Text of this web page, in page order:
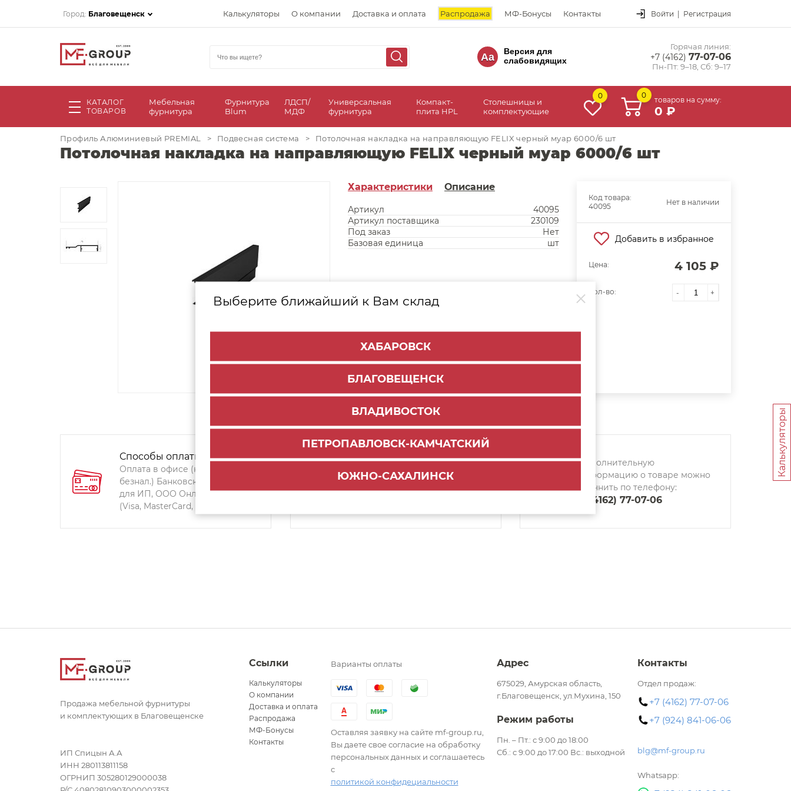
Город: Благовещенск Калькуляторы О компании Доставка и оплата Распродажа МФ-Бонусы Контакты Войти | Регистрация
Aa
Версия для
слабовидящих
Горячая линия:
+7 (4162) 77-07-06
Пн-Пт: 9–18, Сб: 9–17
КАТАЛОГ
ТОВАРОВ
Мебельная
фурнитура
Фурнитура
Blum
ЛДСП/
МДФ
Универсальная
фурнитура
Компакт-
плита HPL
Столешницы и
комплектующие
0 0
товаров на сумму:
0 ₽
Выберите ближайший к Вам склад
ХАБАРОВСК
БЛАГОВЕЩЕНСК
ВЛАДИВОСТОК
ПЕТРОПАВЛОВСК-КАМЧАТСКИЙ
ЮЖНО-САХАЛИНСК
Профиль Алюминиевый PREMIAL > Подвесная система > Потолочная накладка на направляющую FELIX черный муар 6000/6 шт
Потолочная накладка на направляющую FELIX черный муар 6000/6 шт
Характеристики Описание
Артикул
40095
Артикул поставщика
230109
Под заказ
Нет
Базовая единица
шт
Код товара:
40095
Нет в наличии
Добавить в избранное
Цена: 4 105 ₽
Кол-во: - +
Способы оплаты:
Оплата в офисе (наличными,
безнал.) Банковский перевод
для ИП, ООО Онлайн-оплата
(Visa, MasterCard, Мир)
По городу:1000 руб.
Самовывоз:ул. Мухина 150
Дополнительную
информацию о товаре можно
уточнить по телефону:
8 (4162) 77-07-06
Калькуляторы
Продажа мебельной фурнитуры
и комплектующих в Благовещенске
ИП Спицын А.А
ИНН 280113811158
ОГРНИП 305280129000038
Ссылки
Калькуляторы
О компании
Доставка и оплата
Распродажа
МФ-Бонусы
Контакты
Варианты оплаты
Оставляя заявку на сайте mf-group.ru,
Вы даете свое согласие на обработку
персональных данных и соглашаетесь
с
политикой конфидециальности
Адрес
675029, Амурская область,
г.Благовещенск, ул.Мухина, 150
Режим работы
Пн. – Пт.: с 9:00 до 18:00
Сб.: с 9:00 до 17:00 Вс.: выходной
Контакты
Отдел продаж:
+7 (4162) 77-07-06
+7 (924) 841-06-06
blg@mf-group.ru
Whatsapp: